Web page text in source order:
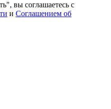
вы соглашаетесь с
и Соглашением об